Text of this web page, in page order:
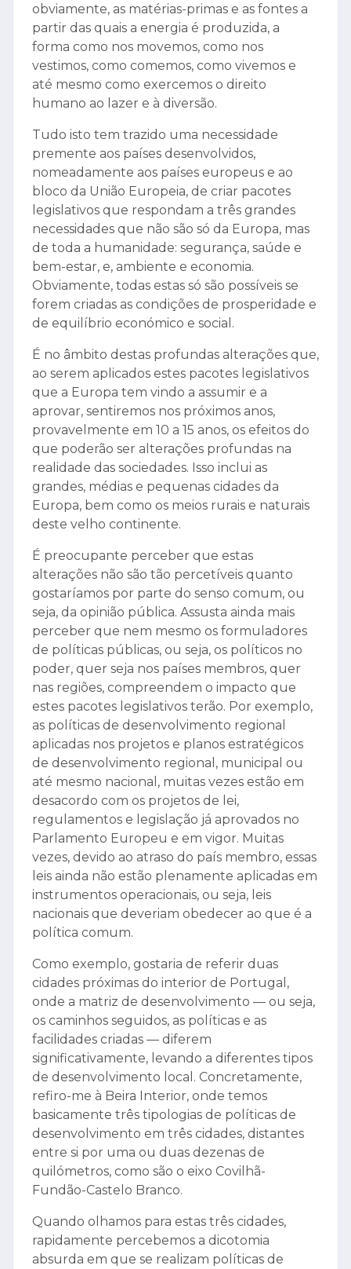
obviamente, as matérias-primas e as fontes a
partir das quais a energia é produzida, a
forma como nos movemos, como nos
vestimos, como comemos, como vivemos e
até mesmo como exercemos o direito
humano ao lazer e à diversão.
Tudo isto tem trazido uma necessidade
premente aos países desenvolvidos,
nomeadamente aos países europeus e ao
bloco da União Europeia, de criar pacotes
legislativos que respondam a três grandes
necessidades que não são só da Europa, mas
de toda a humanidade: segurança, saúde e
bem-estar, e, ambiente e economia.
Obviamente, todas estas só são possíveis se
forem criadas as condições de prosperidade e
de equilíbrio económico e social.
É no âmbito destas profundas alterações que,
ao serem aplicados estes pacotes legislativos
que a Europa tem vindo a assumir e a
aprovar, sentiremos nos próximos anos,
provavelmente em 10 a 15 anos, os efeitos do
que poderão ser alterações profundas na
realidade das sociedades. Isso inclui as
grandes, médias e pequenas cidades da
Europa, bem como os meios rurais e naturais
deste velho continente.
É preocupante perceber que estas
alterações não são tão percetíveis quanto
gostaríamos por parte do senso comum, ou
seja, da opinião pública. Assusta ainda mais
perceber que nem mesmo os formuladores
de políticas públicas, ou seja, os políticos no
poder, quer seja nos países membros, quer
nas regiões, compreendem o impacto que
estes pacotes legislativos terão. Por exemplo,
as políticas de desenvolvimento regional
aplicadas nos projetos e planos estratégicos
de desenvolvimento regional, municipal ou
até mesmo nacional, muitas vezes estão em
desacordo com os projetos de lei,
regulamentos e legislação já aprovados no
Parlamento Europeu e em vigor. Muitas
vezes, devido ao atraso do país membro, essas
leis ainda não estão plenamente aplicadas em
instrumentos operacionais, ou seja, leis
nacionais que deveriam obedecer ao que é a
política comum.
Como exemplo, gostaria de referir duas
cidades próximas do interior de Portugal,
onde a matriz de desenvolvimento — ou seja,
os caminhos seguidos, as políticas e as
facilidades criadas — diferem
significativamente, levando a diferentes tipos
de desenvolvimento local. Concretamente,
refiro-me à Beira Interior, onde temos
basicamente três tipologias de políticas de
desenvolvimento em três cidades, distantes
entre si por uma ou duas dezenas de
quilómetros, como são o eixo Covilhã-
Fundão-Castelo Branco.
Quando olhamos para estas três cidades,
rapidamente percebemos a dicotomia
absurda em que se realizam políticas de